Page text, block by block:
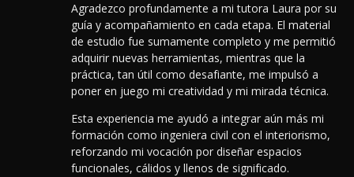
Agradezco profundamente a mi tutora Laura por su
guía y acompañamiento en cada etapa. El material
de estudio fue sumamente completo y me permitió
adquirir nuevas herramientas, mientras que la
práctica, tan útil como desafiante, me impulsó a
poner en juego mi creatividad y mi mirada técnica.
Esta experiencia me ayudó a integrar aún más mi
formación como ingeniera civil con el interiorismo,
reforzando mi vocación por diseñar espacios
funcionales, cálidos y llenos de significado.